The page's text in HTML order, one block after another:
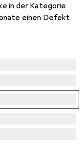
in der Kategorie
einen Defekt